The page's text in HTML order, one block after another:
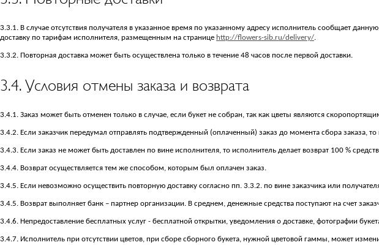
3.3.1. В случае отсутствия получателя в указанное время по указанному адресу исполнитель сообщает
доставку по тарифам исполнителя, размещенным на странице http://flowers-sib.ru/delivery/.
3.3.2. Повторная доставка может быть осуществлена только в течение 48 часов после первой доставки.
3.4. Условия отмены заказа и возврата
3.4.1. Заказ может быть отменен только в случае, если букет не собран, так как цветы являются
3.4.2. Если заказчик передумал отправлять подтвержденный (оплаченный) заказ до момента сбора заказа,
3.4.3. Если заказ не может быть доставлен по вине исполнителя, то исполнитель делает возврат 100 %
3.4.4. Возврат осуществляется тем же способом, которым был оплачен заказ.
3.4.5. Если невозможно осуществить повторную доставку согласно пп. 3.3.2. по вине заказчика или
3.4.5. Возврат выполняет банк – партнер организации. В среднем, денежные средства поступают на счет
3.4.6. Непредоставление бесплатных услуг - бесплатной открытки, уведомления о доставке, фотографии
3.4.7. Исполнитель при отсутствии цветов, при сборе сборного букета, нужной цветовой гаммы, может